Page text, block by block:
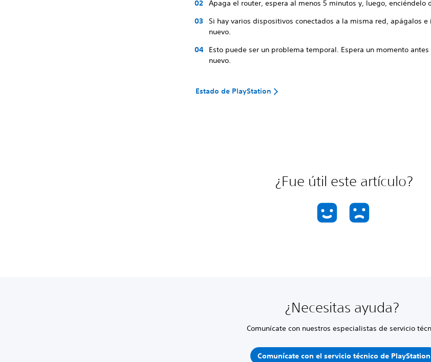
Apaga el router, espera al menos 5 minutos y, luego, enciéndelo
Si hay varios dispositivos conectados a la misma red, apágalos
nuevo.
Esto puede ser un problema temporal. Espera un momento
nuevo.
Estado de PlayStation
¿Fue útil este artículo?
¿Necesitas ayuda?
Comunícate con nuestros especialistas de servicio
Comunícate con el servicio técnico de PlayStation